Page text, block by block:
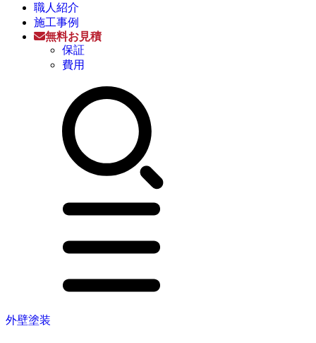
職人紹介
施工事例
無料お見積
保証
費用
外壁塗装